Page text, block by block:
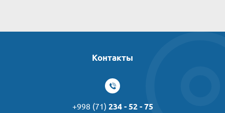
Контакты
+998 (71) 234 - 52 - 75